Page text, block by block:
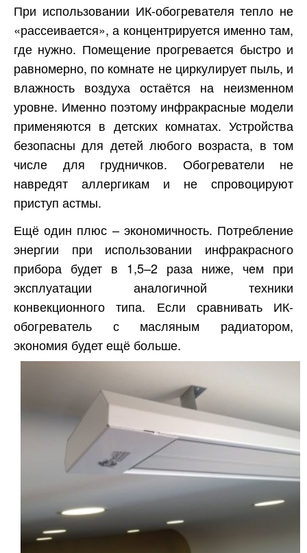
При использовании ИК-обогревателя тепло не
«рассеивается», а концентрируется именно там,
где нужно. Помещение прогревается быстро и
равномерно, по комнате не циркулирует пыль, и
влажность воздуха остаётся на неизменном
уровне. Именно поэтому инфракрасные модели
применяются в детских комнатах. Устройства
безопасны для детей любого возраста, в том
числе для грудничков. Обогреватели не
навредят аллергикам и не спровоцируют
приступ астмы.
Ещё один плюс – экономичность. Потребление
энергии при использовании инфракрасного
прибора будет в 1,5–2 раза ниже, чем при
эксплуатации аналогичной техники
конвекционного типа. Если сравнивать ИК-
обогреватель с масляным радиатором,
экономия будет ещё больше.